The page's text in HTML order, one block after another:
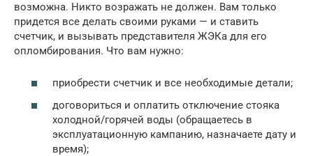
возможна. Никто возражать не должен. Вам только
придется все делать своими руками — и ставить
счетчик, и вызывать представителя ЖЭКа для его
опломбирования. Что вам нужно:
приобрести счетчик и все необходимые детали;
договориться и оплатить отключение стояка
холодной/горячей воды (обращаетесь в
эксплуатационную кампанию, назначаете дату и
время);